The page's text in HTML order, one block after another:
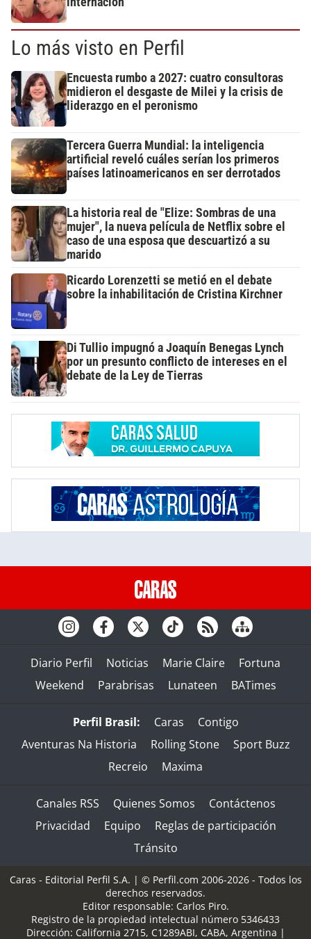
Lo más visto en Perfil
Encuesta rumbo a 2027: cuatro consultoras
midieron el desgaste de Milei y la crisis de
liderazgo en el peronismo
Tercera Guerra Mundial: la inteligencia
artificial reveló cuáles serían los primeros
países latinoamericanos en ser derrotados
La historia real de "Elize: Sombras de una
mujer", la nueva película de Netflix sobre el
caso de una esposa que descuartizó a su
marido
Ricardo Lorenzetti se metió en el debate
sobre la inhabilitación de Cristina Kirchner
Di Tullio impugnó a Joaquín Benegas Lynch
por un presunto conflicto de intereses en el
debate de la Ley de Tierras
Diario Perfil Noticias Marie Claire
Fortuna
Weekend
Parabrisas Lunateen BATimes
Perfil Brasil: Caras
Contigo
Aventuras Na Historia
Rolling Stone
Sport Buzz
Recreio
Maxima
Canales RSS Quienes Somos
Contáctenos
Privacidad
Equipo
Reglas de participación
Tránsito
Caras - Editorial Perfil S.A. | © Perfil.com 2006-2026 - Todos los
derechos reservados.
Editor responsable: Carlos Piro.
Registro de la propiedad intelectual número 5346433
Dirección: California 2715, C1289ABI, CABA, Argentina |